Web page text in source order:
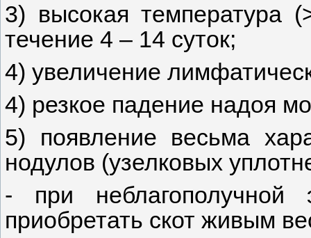
3) высокая температура
течение 4 – 14 суток;
4) увеличение
4) резкое падение надоя
5) появление весьма
нодулов (узелковых
- при неблагополучной
приобретать скот живым